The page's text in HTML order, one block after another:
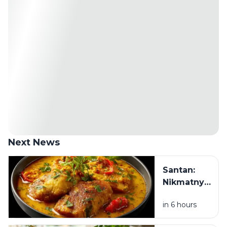
Next News
Santan:
Nikmatnya
Nagih, Tapi
Benarkah
in 6 hours